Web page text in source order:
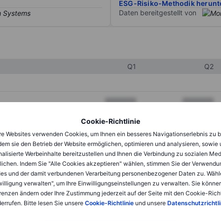
Cookie-Richtlinie
Websites verwenden Cookies, um Ihnen ein besseres Navigationserlebnis zu
sie den Betrieb der Website ermöglichen, optimieren und analysieren, sowie
Werbeinhalte bereitzustellen und Ihnen die Verbindung zu sozialen
Indem Sie "Alle Cookies akzeptieren" wählen, stimmen Sie der
und der damit verbundenen Verarbeitung personenbezogener Daten zu.
verwalten", um Ihre Einwilligungseinstellungen zu verwalten. Sie
ändern oder Ihre Zustimmung jederzeit auf der Seite mit den Cookie-
Bitte lesen Sie unsere Cookie-Richtlinieund unsere
ESG-Risiko-Methodik
Daten bereitgestellt von
Q1 Q2
XXXXXXX XXXXXXX
XXXXXXX
XXXXXXX XXXXXXX
XXXXXXX XXXXXXX
XXXXXXX XXXXXXX